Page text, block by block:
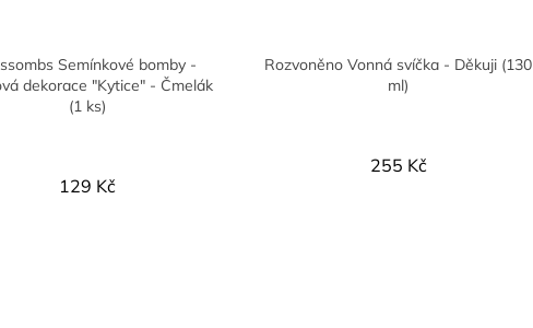
Semínkové bomby -
dekorace "Kytice" - Čmelák
(1 ks)
129 Kč
Rozvoněno Vonná svíčka - Děkuji (130
ml)
255 Kč